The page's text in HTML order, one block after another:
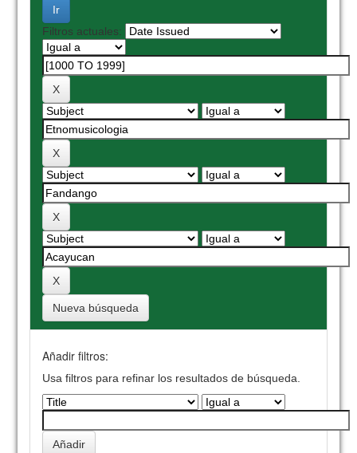
Filtros actuales:
Nueva búsqueda
Añadir filtros:
Usa filtros para refinar los resultados de búsqueda.